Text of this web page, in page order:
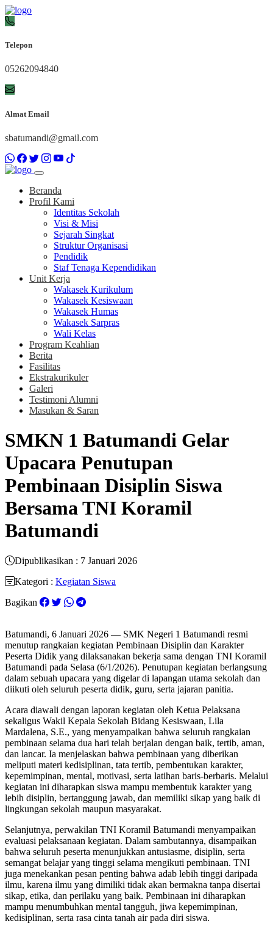
Telepon
05262094840
Almat Email
sbatumandi@gmail.com
Beranda
Profil Kami
Identitas Sekolah
Visi & Misi
Sejarah Singkat
Struktur Organisasi
Pendidik
Staf Tenaga Kependidikan
Unit Kerja
Wakasek Kurikulum
Wakasek Kesiswaan
Wakasek Humas
Wakasek Sarpras
Wali Kelas
Program Keahlian
Berita
Fasilitas
Ekstrakurikuler
Galeri
Testimoni Alumni
Masukan & Saran
SMKN 1 Batumandi Gelar
Upacara Penutupan
Pembinaan Disiplin Siswa
Bersama TNI Koramil
Batumandi
Dipublikasikan : 7 Januari 2026
Kategori : Kegiatan Siswa
Bagikan
Batumandi, 6 Januari 2026 — SMK Negeri 1 Batumandi resmi
menutup rangkaian kegiatan Pembinaan Disiplin dan Karakter
Peserta Didik yang dilaksanakan bekerja sama dengan TNI Koramil
Batumandi pada Selasa (6/1/2026). Penutupan kegiatan berlangsung
dalam sebuah upacara yang digelar di lapangan utama sekolah dan
diikuti oleh seluruh peserta didik, guru, serta jajaran panitia.
Acara diawali dengan laporan kegiatan oleh Ketua Pelaksana
sekaligus Wakil Kepala Sekolah Bidang Kesiswaan, Lila
Mardalena, S.E., yang menyampaikan bahwa seluruh rangkaian
pembinaan selama dua hari telah berjalan dengan baik, tertib, aman,
dan lancar. Ia menjelaskan bahwa pembinaan yang diberikan
meliputi materi kedisiplinan, tata tertib, pembentukan karakter,
kepemimpinan, mental, motivasi, serta latihan baris-berbaris. Melalui
kegiatan ini diharapkan siswa mampu membentuk karakter yang
lebih disiplin, bertanggung jawab, dan memiliki sikap yang baik di
lingkungan sekolah maupun masyarakat.
Selanjutnya, perwakilan TNI Koramil Batumandi menyampaikan
evaluasi pelaksanaan kegiatan. Dalam sambutannya, disampaikan
bahwa seluruh peserta menunjukkan antusiasme, disiplin, serta
semangat belajar yang tinggi selama mengikuti pembinaan. TNI
juga menekankan pesan penting bahwa adab lebih tinggi daripada
ilmu, karena ilmu yang dimiliki tidak akan bermakna tanpa disertai
sikap, etika, dan perilaku yang baik. Pembinaan ini diharapkan
mampu menumbuhkan mental tangguh, jiwa kepemimpinan,
kedisiplinan, serta rasa cinta tanah air pada diri siswa.